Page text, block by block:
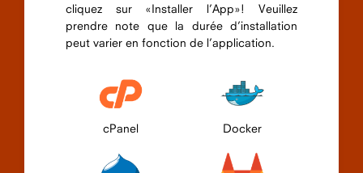
cliquez sur «Installer l’App»! Veuillez
prendre note que la durée d’installation
peut varier en fonction de l’application.
cPanel Docker